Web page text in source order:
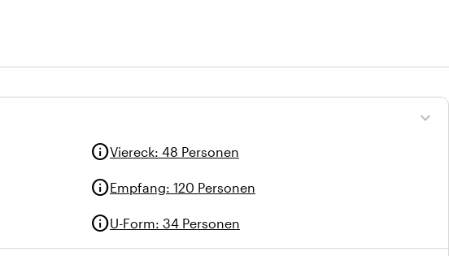
expand_more
infoViereck: 48 Personen
infoEmpfang: 120 Personen
infoU-Form: 34 Personen